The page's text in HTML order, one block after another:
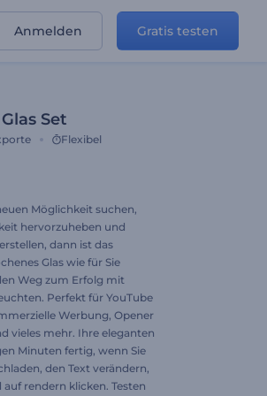
Anmelden Gratis testen
Set
Flexibel
Möglichkeit suchen,
hervorzuheben und
dann ist das
Glas wie für Sie
Weg zum Erfolg mit
Perfekt für YouTube
Werbung, Opener
vieles mehr. Ihre eleganten
Minuten fertig, wenn Sie
den Text verändern,
rendern klicken. Testen